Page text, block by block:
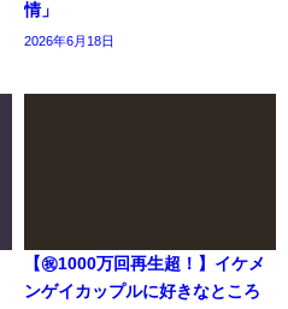
情」
2026年6月18日
【㊗️1000万回再生超！】イケメ
ンゲイカップルに好きなところ